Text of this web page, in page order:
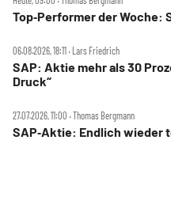
Top‑Performer der Woche:
06.08.2026, 18:11 ‧ Lars Friedrich
SAP: Aktie mehr als 30
Druck“
27.07.2026, 11:00 ‧ Thomas Bergmann
SAP‑Aktie: Endlich wieder